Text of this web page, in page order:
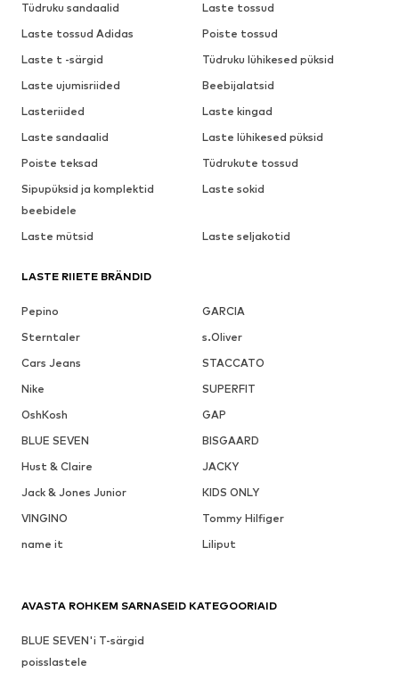
Tüdruku sandaalid
Laste tossud
Laste tossud Adidas
Poiste tossud
Laste t -särgid
Tüdruku lühikesed püksid
Laste ujumisriided
Beebijalatsid
Lasteriided
Laste kingad
Laste sandaalid
Laste lühikesed püksid
Poiste teksad
Tüdrukute tossud
Sipupüksid ja komplektid
beebidele
Laste sokid
Laste mütsid Laste seljakotid
LASTE RIIETE BRÄNDID
Pepino
GARCIA
Sterntaler
s.Oliver
Cars Jeans
STACCATO
Nike
SUPERFIT
OshKosh
GAP
BLUE SEVEN
BISGAARD
Hust & Claire
JACKY
Jack & Jones Junior
KIDS ONLY
VINGINO
Tommy Hilfiger
name it
Liliput
AVASTA ROHKEM SARNASEID KATEGOORIAID
BLUE SEVEN'i T-särgid
poisslastele